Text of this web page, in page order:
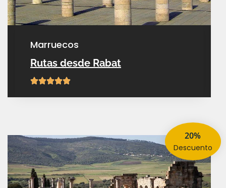
marruecos
Rutas desde Rabat
20%
descuento